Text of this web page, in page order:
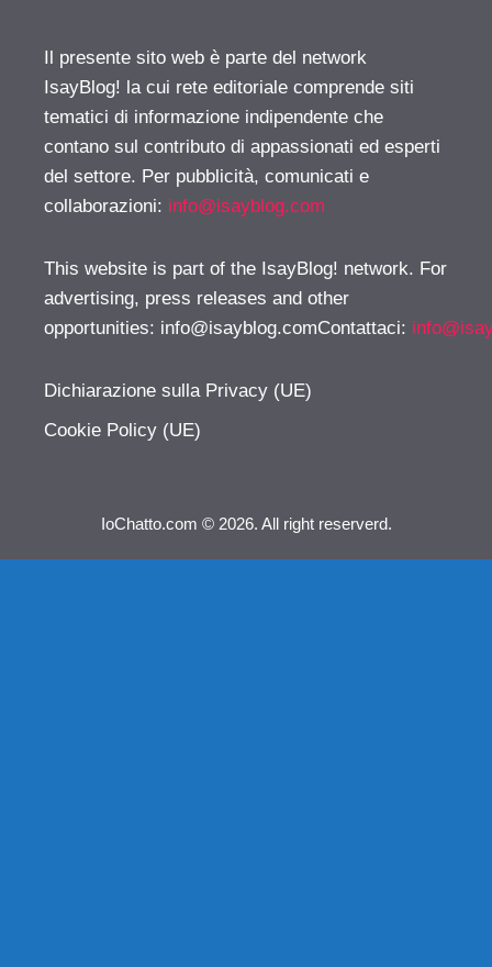
Il presente sito web è parte del network
IsayBlog! la cui rete editoriale comprende siti
tematici di informazione indipendente che
contano sul contributo di appassionati ed esperti
del settore. Per pubblicità, comunicati e
collaborazioni: info@isayblog.com
This website is part of the IsayBlog! network. For
advertising, press releases and other
opportunities: info@isayblog.comContattaci:
Dichiarazione sulla Privacy (UE)
Cookie Policy (UE)
IoChatto.com © 2026. All right reserverd.